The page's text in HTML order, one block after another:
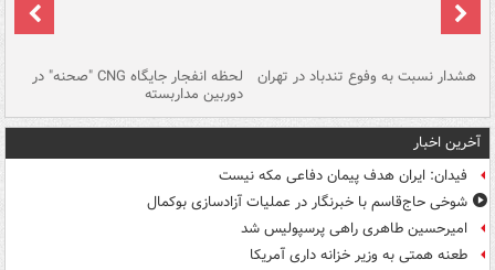
هشدار نسبت به وفوع تندباد در تهران لحظه انفجار جایگاه CNG "صحنه" در
دوربین مداربسته
آخرین اخبار
فیدان: ایران هدف پیمان دفاعی مکه نیست
شوخی حاج‌قاسم با خبرنگار در عملیات آزادسازی بوکمال
امیرحسین طاهری راهی پرسپولیس شد
طعنه همتی به وزیر خزانه داری آمریکا